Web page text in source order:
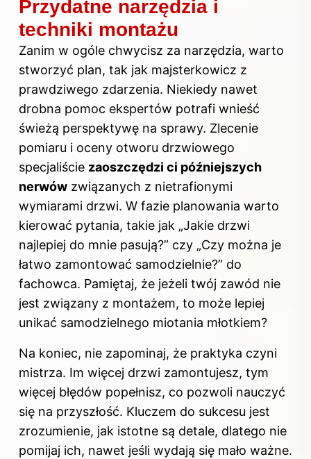
Przydatne narzędzia i
techniki montażu
Zanim w ogóle chwycisz za narzędzia, warto
stworzyć plan, tak jak majsterkowicz z
prawdziwego zdarzenia. Niekiedy nawet
drobna pomoc ekspertów potrafi wnieść
świeżą perspektywę na sprawy. Zlecenie
pomiaru i oceny otworu drzwiowego
specjaliście zaoszczędzi ci późniejszych
nerwów związanych z nietrafionymi
wymiarami drzwi. W fazie planowania warto
kierować pytania, takie jak „Jakie drzwi
najlepiej do mnie pasują?” czy „Czy można je
łatwo zamontować samodzielnie?” do
fachowca. Pamiętaj, że jeżeli twój zawód nie
jest związany z montażem, to może lepiej
unikać samodzielnego miotania młotkiem?
Na koniec, nie zapominaj, że praktyka czyni
mistrza. Im więcej drzwi zamontujesz, tym
więcej błędów popełnisz, co pozwoli nauczyć
się na przyszłość. Kluczem do sukcesu jest
zrozumienie, jak istotne są detale, dlatego nie
pomijaj ich, nawet jeśli wydają się mało ważne.